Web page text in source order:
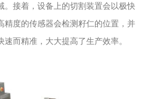
。接着，设备上的切割装置会以极快
精度的传感器会检测籽仁的位置，并
而精准，大大提高了生产效率。